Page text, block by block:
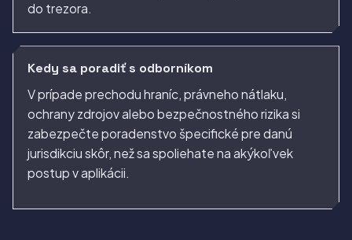
do trezora.
Kedy sa poradiť s odborníkom
V prípade prechodu hraníc, právneho nátlaku,
ochrany zdrojov alebo bezpečnostného rizika si
zabezpečte poradenstvo špecifické pre danú
jurisdikciu skôr, než sa spoliehate na akýkoľvek
postup v aplikácii.